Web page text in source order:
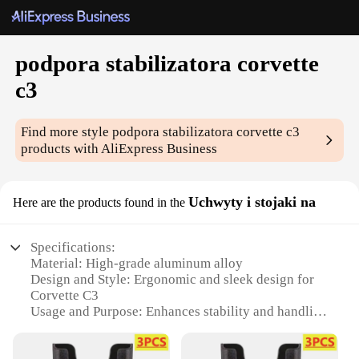
podpora stabilizatora corvette
c3
Find more stylepodpora stabilizatora corvette c3
products with AliExpress Business
Here are the products found in the Uchwyty i stojaki na
Specifications:
Material: High-grade aluminum alloy
Design and Style: Ergonomic and sleek design for
Corvette C3
Usage and Purpose: Enhances stability and handling
resistant